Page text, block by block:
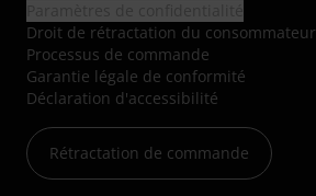
Droit de rétractation du consommateur
Processus de commande
Garantie légale de conformité
Déclaration d'accessibilité
Rétractation de commande